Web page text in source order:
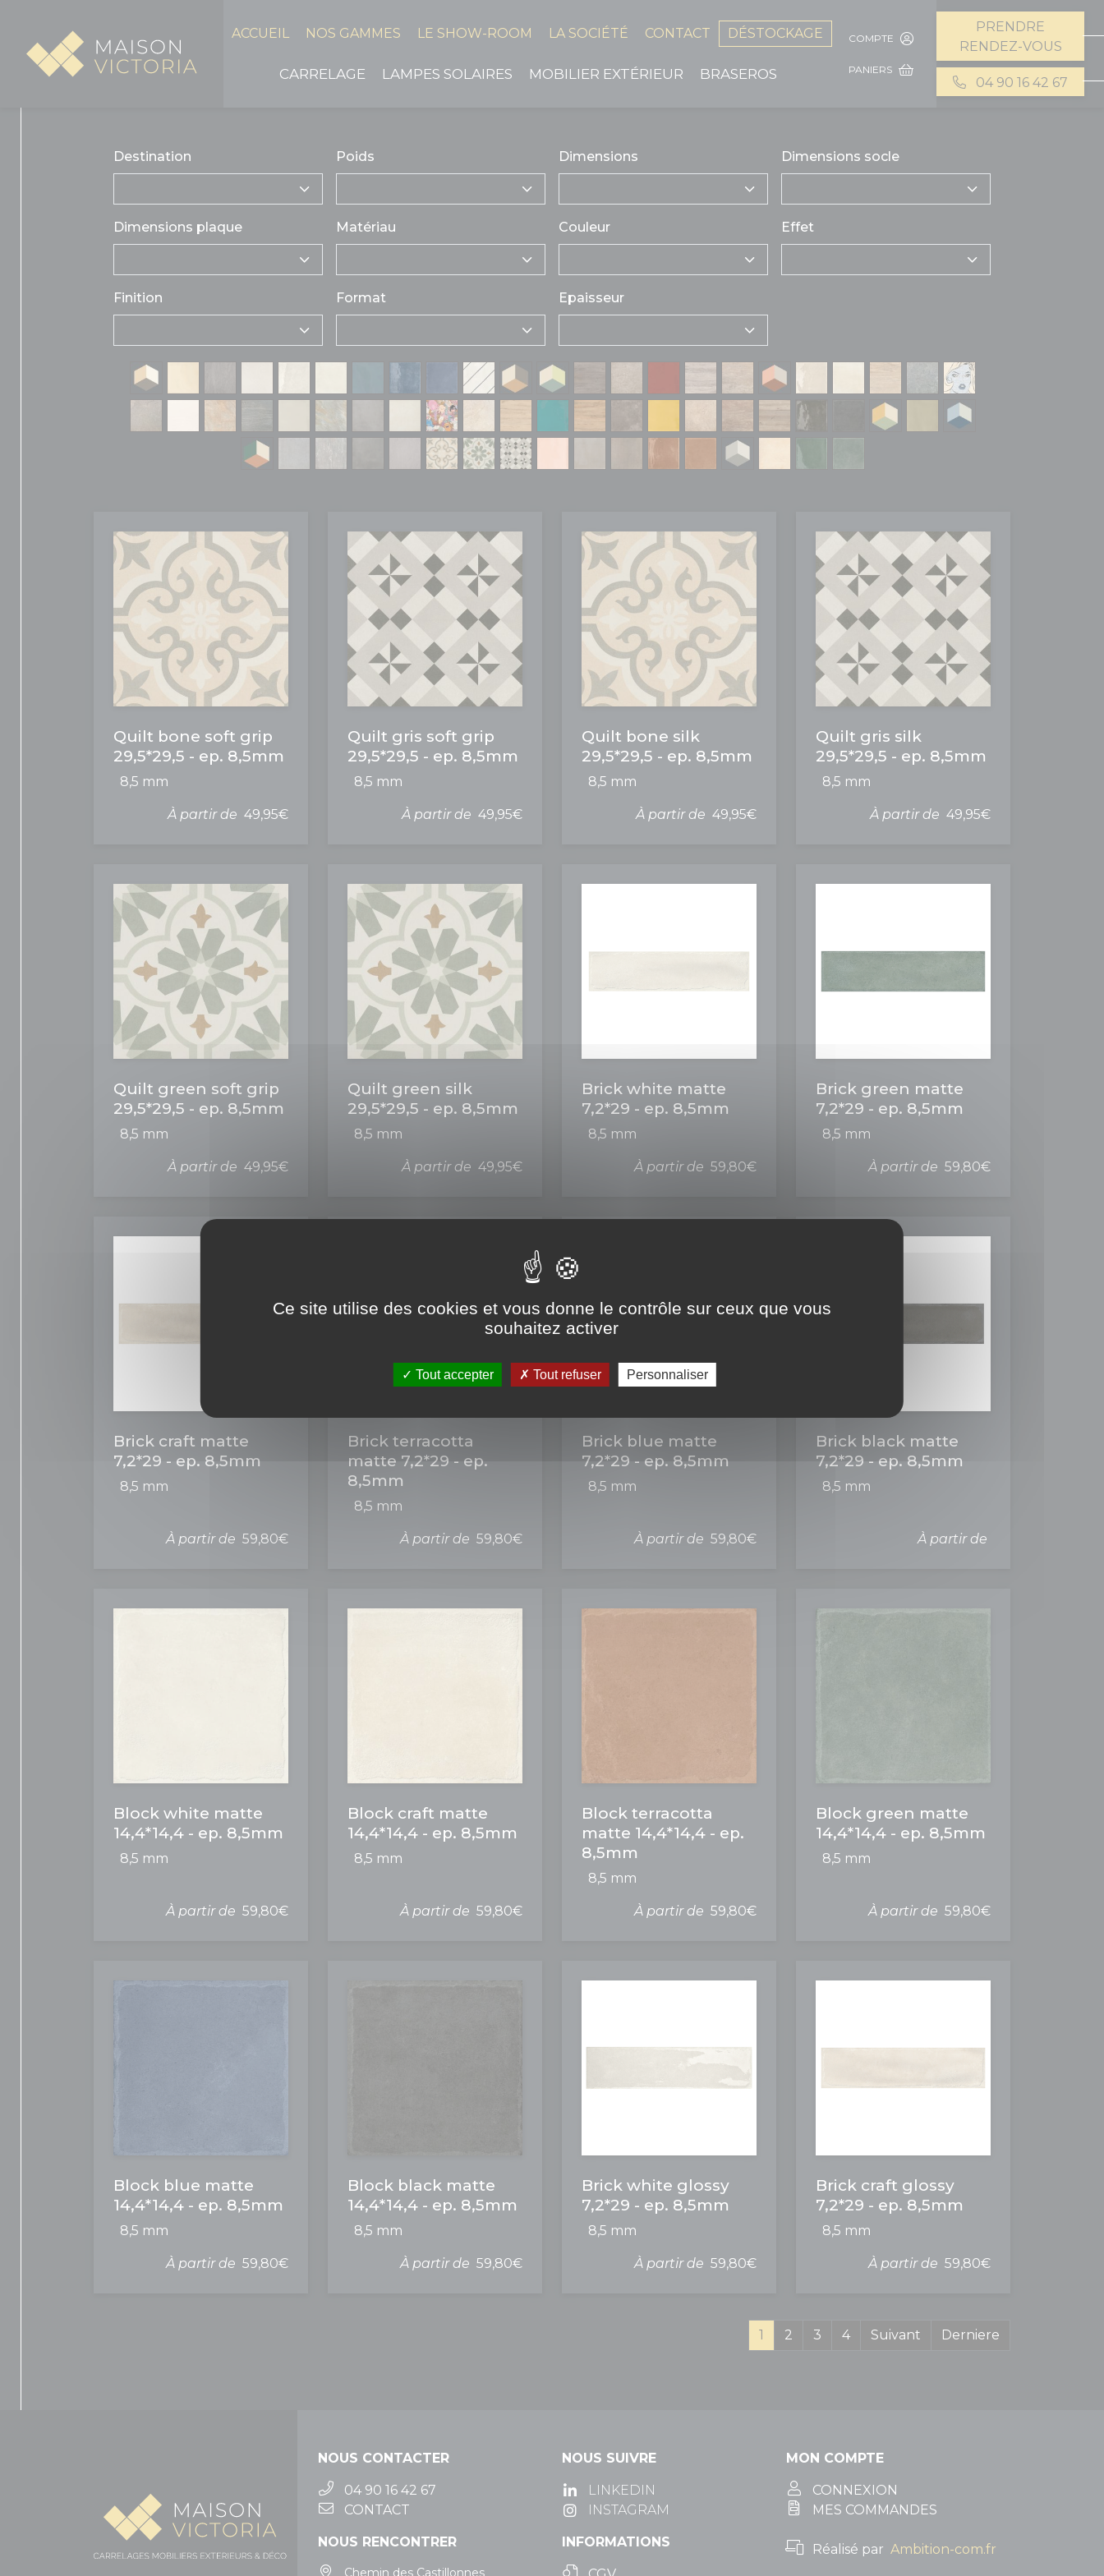
ACCUEIL NOS GAMMES LE SHOW-ROOM LA SOCIÉTÉ CONTACT DÉSTOCKAGE
CARRELAGE LAMPES SOLAIRES MOBILIER EXTÉRIEUR BRASEROS
COMPTE
PANIERS
PRENDRE
RENDEZ-VOUS
04 90 16 42 67
Destination Poids Dimensions Dimensions socle
Dimensions plaque Matériau Couleur Effet
Finition Format Epaisseur
Quilt bone soft grip
29,5*29,5 - ep. 8,5mm
8,5 mm
À partir de 49,95€
Quilt gris soft grip
29,5*29,5 - ep. 8,5mm
8,5 mm
À partir de 49,95€
Quilt bone silk
29,5*29,5 - ep. 8,5mm
8,5 mm
À partir de 49,95€
Quilt gris silk
29,5*29,5 - ep. 8,5mm
8,5 mm
À partir de 49,95€
Quilt green soft grip
29,5*29,5 - ep. 8,5mm
8,5 mm
À partir de 49,95€
Quilt green silk
29,5*29,5 - ep. 8,5mm
8,5 mm
À partir de 49,95€
Brick white matte
7,2*29 - ep. 8,5mm
8,5 mm
À partir de 59,80€
Brick green matte
7,2*29 - ep. 8,5mm
8,5 mm
À partir de 59,80€
Brick craft matte
7,2*29 - ep. 8,5mm
8,5 mm
À partir de 59,80€
Brick terracotta
matte 7,2*29 - ep.
8,5mm
8,5 mm
À partir de 59,80€
Brick blue matte
7,2*29 - ep. 8,5mm
8,5 mm
À partir de 59,80€
Brick black matte
7,2*29 - ep. 8,5mm
8,5 mm
À partir de
Block white matte
14,4*14,4 - ep. 8,5mm
8,5 mm
À partir de 59,80€
Block craft matte
14,4*14,4 - ep. 8,5mm
8,5 mm
À partir de 59,80€
Block terracotta
matte 14,4*14,4 - ep.
8,5mm
8,5 mm
À partir de 59,80€
Block green matte
14,4*14,4 - ep. 8,5mm
8,5 mm
À partir de 59,80€
Block blue matte
14,4*14,4 - ep. 8,5mm
8,5 mm
À partir de 59,80€
Block black matte
14,4*14,4 - ep. 8,5mm
8,5 mm
À partir de 59,80€
Brick white glossy
7,2*29 - ep. 8,5mm
8,5 mm
À partir de 59,80€
Brick craft glossy
7,2*29 - ep. 8,5mm
8,5 mm
À partir de 59,80€
1 (current)
2 3 4 Suivant Derniere
NOUS CONTACTER
04 90 16 42 67
CONTACT
NOUS RENCONTRER
Chemin des Castillonnes
NOUS SUIVRE
LINKEDIN
INSTAGRAM
INFORMATIONS
MON COMPTE
CONNEXION
MES COMMANDES
Réalisé par Ambition-com.fr
Ce site utilise des cookies et vous donne le contrôle sur ceux que vous
souhaitez activer
Tout accepter Tout refuser Personnaliser